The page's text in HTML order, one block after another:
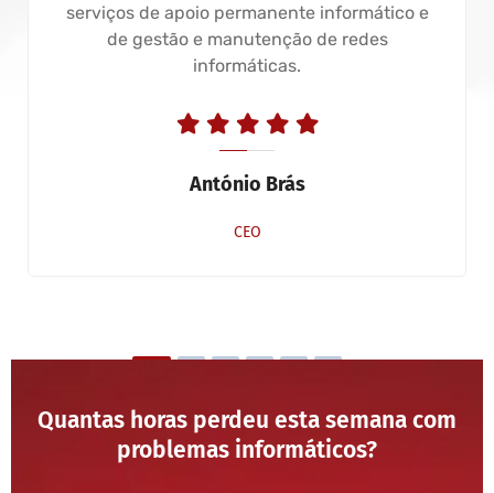
serviços de apoio permanente informático e
de gestão e manutenção de redes
informáticas.
António Brás
CEO
Quantas horas perdeu esta semana com
problemas informáticos?